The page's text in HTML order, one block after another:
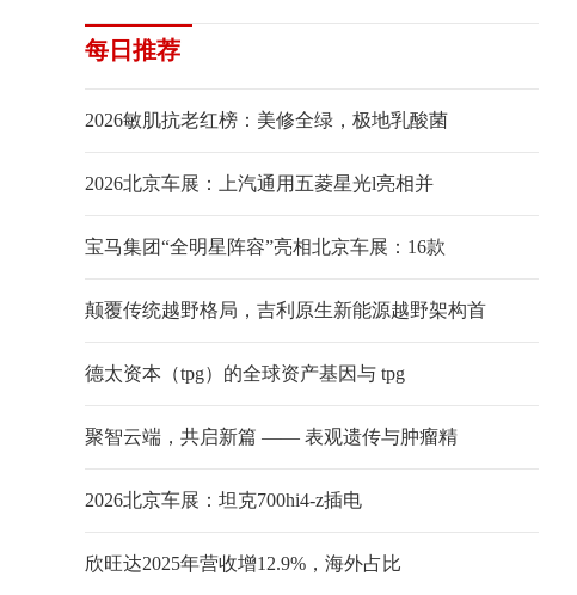
每日推荐
2026敏肌抗老红榜：美修全绿，极地乳酸菌
2026北京车展：上汽通用五菱星光l亮相并
宝马集团“全明星阵容”亮相北京车展：16款
颠覆传统越野格局，吉利原生新能源越野架构首
德太资本（tpg）的全球资产基因与 tpg
聚智云端，共启新篇 —— 表观遗传与肿瘤精
2026北京车展：坦克700hi4-z插电
欣旺达2025年营收增12.9%，海外占比